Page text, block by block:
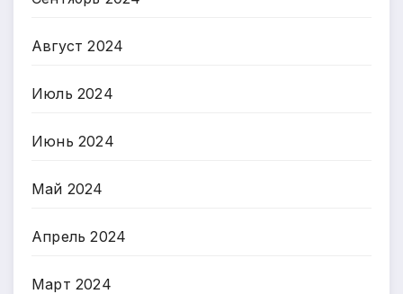
Август 2024
Июль 2024
Июнь 2024
Май 2024
Апрель 2024
Март 2024